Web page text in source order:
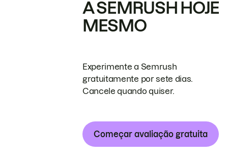
A SEMRUSH HOJE
MESMO
Experimente a Semrush
gratuitamente por sete dias.
Cancele quando quiser.
Começar avaliação gratuita